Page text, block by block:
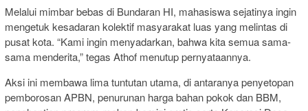
Melalui mimbar bebas di Bundaran HI, mahasiswa sejatinya ingin
mengetuk kesadaran kolektif masyarakat luas yang melintas di
pusat kota. “Kami ingin menyadarkan, bahwa kita semua sama-
sama menderita,” tegas Athof menutup pernyataannya.
Aksi ini membawa lima tuntutan utama, di antaranya penyetopan
pemborosan APBN, penurunan harga bahan pokok dan BBM,